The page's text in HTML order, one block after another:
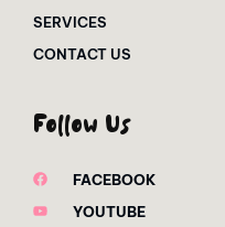
SERVICES
CONTACT US
Follow Us
FACEBOOK
YOUTUBE